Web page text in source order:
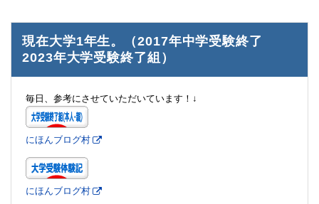
現在大学1年生。（2017年中学受験終了
2023年大学受験終了組）
毎日、参考にさせていただいています！↓
にほんブログ村
にほんブログ村